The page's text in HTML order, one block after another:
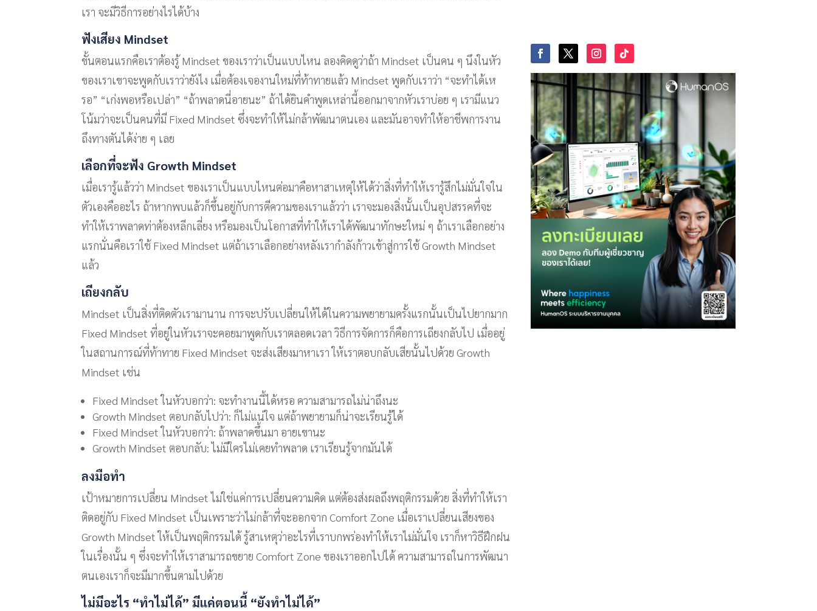
เรา จะมีวิธีการอย่างไรได้บ้าง
ฟังเสียง Mindset
ขั้นตอนแรกคือเราต้องรู้ Mindset ของเราว่าเป็นแบบไหน ลองคิดดูว่าถ้า Mindset เป็นคน ๆ นึงในหัว
ของเราเขาจะพูดกับเราว่ายังไง เมื่อต้องเจองานใหม่ที่ท้าทายแล้ว Mindset พูดกับเราว่า “จะทำได้เห
รอ” “เก่งพอหรือเปล่า” “ถ้าพลาดนี่อายนะ” ถ้าได้ยินคำพูดเหล่านี้ออกมาจากหัวเราบ่อย ๆ เรามีแนว
โน้มว่าจะเป็นคนที่มี Fixed Mindset ซึ่งจะทำให้ไม่กล้าพัฒนาตนเอง และมันอาจทำให้อาชีพการงาน
ถึงทางตันได้ง่าย ๆ เลย
เลือกที่จะฟัง Growth Mindset
เมื่อเรารู้แล้วว่า Mindset ของเราเป็นแบบไหนต่อมาคือหาสาเหตุให้ได้ว่าสิ่งที่ทำให้เรารู้สึกไม่มั่นใจใน
ตัวเองคืออะไร ถ้าหากพบแล้วก็ขึ้นอยู่กับการตีความของเราแล้วว่า เราจะมองสิ่งนั้นเป็นอุปสรรคที่จะ
ทำให้เราพลาดท่าต้องหลีกเลี่ยง หรือมองเป็นโอกาสที่ทำให้เราได้พัฒนาทักษะใหม่ ๆ ถ้าเราเลือกอย่าง
แรกนั่นคือเราใช้ Fixed Mindset แต่ถ้าเราเลือกอย่างหลังเรากำลังก้าวเข้าสู่การใช้ Growth Mindset
แล้ว
เถียงกลับ
Mindset เป็นสิ่งที่ติดตัวเรามานาน การจะปรับเปลี่ยนให้ได้ในความพยายามครั้งแรกนั้นเป็นไปยากมาก
Fixed Mindset ที่อยู่ในหัวเราจะคอยมาพูดกับเราตลอดเวลา วิธีการจัดการก็คือการเถียงกลับไป เมื่ออยู่
ในสถานการณ์ที่ท้าทาย Fixed Mindset จะส่งเสียงมาหาเรา ให้เราตอบกลับเสียนั้นไปด้วย Growth
Mindset เช่น
Fixed Mindset ในหัวบอกว่า: จะทำงานนี้ได้หรอ ความสามารถไม่น่าถึงนะ
Growth Mindset ตอบกลับไปว่า: ก็ไม่แน่ใจ แต่ถ้าพยายามก็น่าจะเรียนรู้ได้
Fixed Mindset ในหัวบอกว่า: ถ้าพลาดขึ้นมา อายเขานะ
Growth Mindset ตอบกลับ: ไม่มีใครไม่เคยทำพลาด เราเรียนรู้จากมันได้
ลงมือทำ
เป้าหมายการเปลี่ยน Mindset ไม่ใช่แค่การเปลี่ยนความคิด แต่ต้องส่งผลถึงพฤติกรรมด้วย สิ่งที่ทำให้เรา
ติดอยู่กับ Fixed Mindset เป็นเพราะว่าไม่กล้าที่จะออกจาก Comfort Zone เมื่อเราเปลี่ยนเสียงของ
Growth Mindset ให้เป็นพฤติกรรมได้ รู้สาเหตุว่าอะไรที่เราบกพร่องทำให้เราไม่มั่นใจ เราก็หาวิธีฝึกฝน
ในเรื่องนั้น ๆ ซึ่งจะทำให้เราสามารถขยาย Comfort Zone ของเราออกไปได้ ความสามารถในการพัฒนา
ตนเองเราก็จะมีมากขึ้นตามไปด้วย
ไม่มีอะไร “ทำไม่ได้” มีแค่ตอนนี้ “ยังทำไม่ได้”